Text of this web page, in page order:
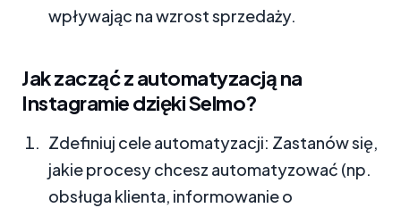
wpływając na wzrost sprzedaży.
Jak zacząć z automatyzacją na
Instagramie dzięki Selmo?
Zdefiniuj cele automatyzacji: Zastanów się,
jakie procesy chcesz automatyzować (np.
obsługa klienta, informowanie o